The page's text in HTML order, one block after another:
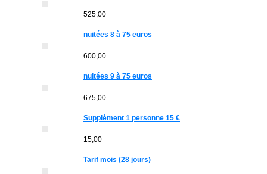
525,00
nuitées 8 à 75 euros
600,00
nuitées 9 à 75 euros
675,00
Supplément 1 personne 15 €
15,00
Tarif mois (28 jours)